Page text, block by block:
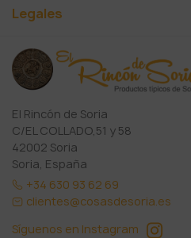
Legales
El Rincón de Soria
C/EL COLLADO,51 y 58
42002 Soria
Soria, España
+34 630 93 62 69
clientes@cosasdesoria.es
Síguenos en Instagram